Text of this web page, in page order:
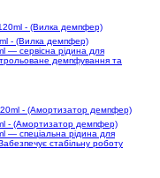
- (Вилка демпфер)
— сервісна рідина для
демпфування та
- (Амортизатор демпфер)
— спеціальна рідина для
стабільну роботу